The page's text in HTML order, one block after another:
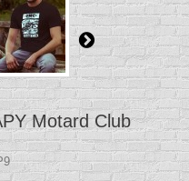
Motard Club